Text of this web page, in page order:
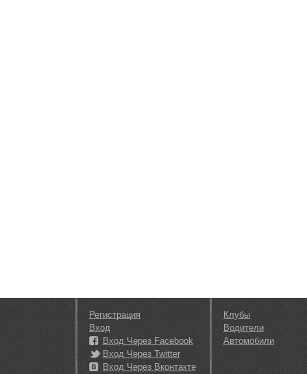
Регистрация
Вход
Вход Через Facebook
Вход Через Twitter
Вход Через Вконтакте
Клубы
Водители
Автомобили